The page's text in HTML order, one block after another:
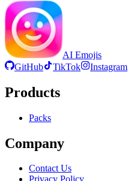
AI Emojis
GitHub
TikTok Instagram
Products
Packs
Company
Contact Us